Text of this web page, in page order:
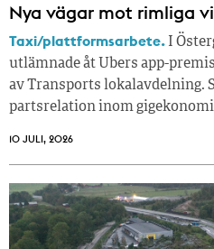
Nya vägar mot rimliga
Taxi/plattformsarbete. I
utlämnade åt Ubers app-
av Transports lokalavdelning.
partsrelation inom
10 JULI, 2026